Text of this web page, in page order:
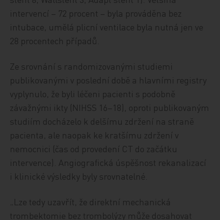
intervencí – 72 procent – byla prováděna bez
intubace, umělá plicní ventilace byla nutná jen ve
28 procentech případů.
Ze srovnání s randomizovanými studiemi
publikovanými v poslední době a hlavními registry
vyplynulo, že byli léčeni pacienti s podobně
závažnými ikty (NIHSS 16–18), oproti publikovaným
studiím docházelo k delšímu zdržení na straně
pacienta, ale naopak ke kratšímu zdržení v
nemocnici (čas od provedení CT do začátku
intervence). Angiografická úspěšnost rekanalizací
i klinické výsledky byly srovnatelné.
„Lze tedy uzavřít, že direktní mechanická
trombektomie bez trombolýzy může dosahovat